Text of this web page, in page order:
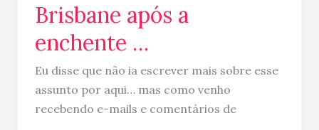
Brisbane após a
enchente …
Eu disse que não ia escrever mais sobre esse
assunto por aqui… mas como venho
recebendo e-mails e comentários de